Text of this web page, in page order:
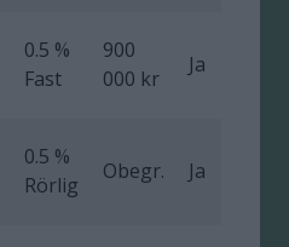
0.5 %
Fast
900
000 kr
Ja
0.5 %
Rörlig
Obegr. Ja